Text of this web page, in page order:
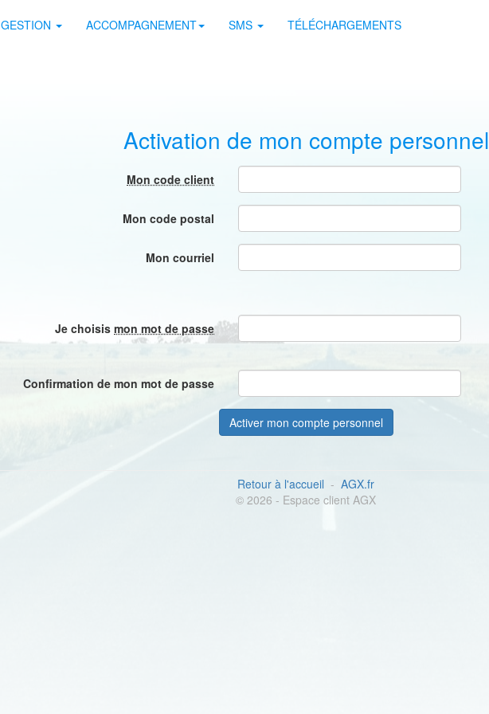
GESTION ACCOMPAGNEMENT SMS TÉLÉCHARGEMENTS
Activation de mon compte personnel
Mon code client
Mon code postal
Mon courriel
Je choisis mon mot de passe
Confirmation de mon mot de passe
Retour à l'accueil - AGX.fr
© 2026 - Espace client AGX